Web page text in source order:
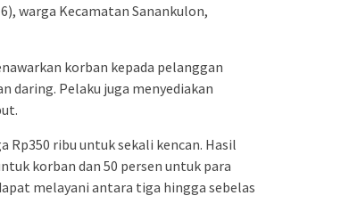
warga Kecamatan Sanankulon,
korban kepada pelanggan
daring. Pelaku juga menyediakan
Rp350 ribu untuk sekali kencan. Hasil
korban dan 50 persen untuk para
melayani antara tiga hingga sebelas